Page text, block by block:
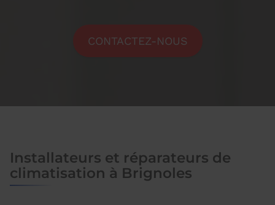
CONTACTEZ-NOUS
Installateurs et réparateurs de
climatisation à Brignoles